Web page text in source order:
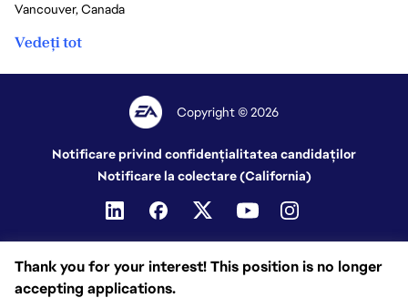
Thank you for your interest! This position is no longer
accepting applications.
Vancouver, Canada
Vedeți tot
Copyright © 2026
Notificare privind confidențialitatea candidaților
Notificare la colectare (California)